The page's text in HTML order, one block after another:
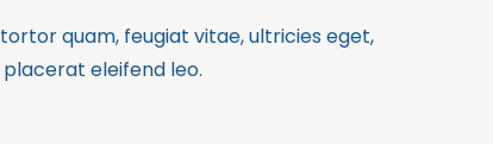
quam, feugiat vitae, ultricies eget,
eleifend leo.